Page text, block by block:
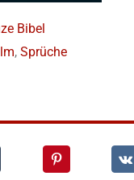
Bibel
, Sprüche